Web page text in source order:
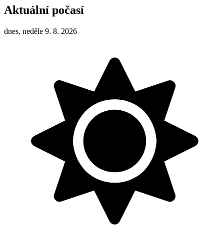
Aktuální počasí
dnes, neděle 9. 8. 2026